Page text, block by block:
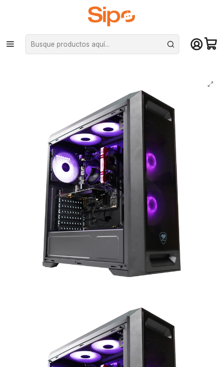
¡Compra hasta mediodía y recibe hoy! De lunes a sábado en el gran
Santiago. Envío gratis desde $29.990
Inicio Pc Armadas
Pc Gamer Baryonyx: Intel Core i3-1010F, SSD 240GB, HDD 1TB, RAM
16gb, GT 730 2GB GDDR5